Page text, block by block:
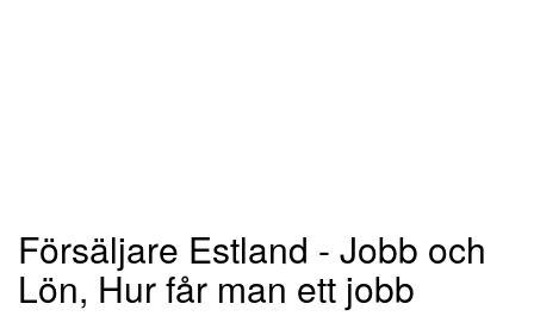
Försäljare Estland - Jobb och
Lön, Hur får man ett jobb